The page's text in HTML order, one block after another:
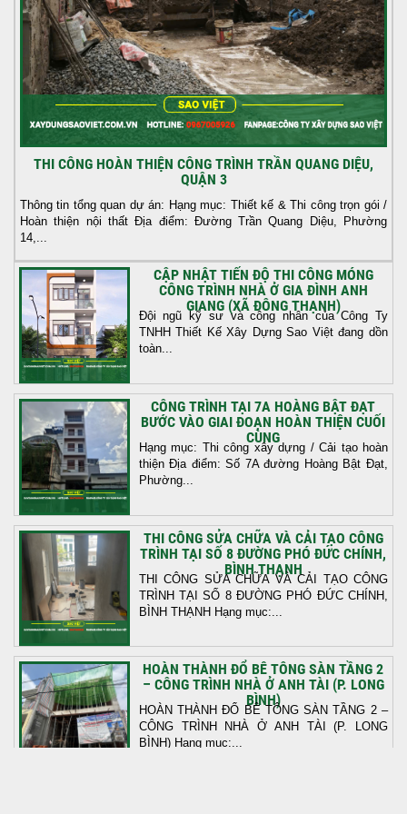
THI CÔNG HOÀN THIỆN CÔNG TRÌNH TRẦN QUANG DIỆU,
QUẬN 3
Thông tin tổng quan dự án: Hạng mục: Thiết kế & Thi công trọn gói /
Hoàn thiện nội thất Địa điểm: Đường Trần Quang Diệu, Phường
14,...
CẬP NHẬT TIẾN ĐỘ THI CÔNG MÓNG
CÔNG TRÌNH NHÀ Ở GIA ĐÌNH ANH
GIANG (XÃ ĐÔNG THẠNH)
Đội ngũ kỹ sư và công nhân của Công Ty
TNHH Thiết Kế Xây Dựng Sao Việt đang dồn
toàn...
CÔNG TRÌNH TẠI 7A HOÀNG BẬT ĐẠT
BƯỚC VÀO GIAI ĐOẠN HOÀN THIỆN CUỐI
CÙNG
Hạng mục: Thi công xây dựng / Cải tạo hoàn
thiện Địa điểm: Số 7A đường Hoàng Bật Đạt,
Phường...
THI CÔNG SỬA CHỮA VÀ CẢI TẠO CÔNG
TRÌNH TẠI SỐ 8 ĐƯỜNG PHÓ ĐỨC CHÍNH,
BÌNH THẠNH
THI CÔNG SỬA CHỮA VÀ CẢI TẠO CÔNG
TRÌNH TẠI SỐ 8 ĐƯỜNG PHÓ ĐỨC CHÍNH,
BÌNH THẠNH Hạng mục:...
HOÀN THÀNH ĐỔ BÊ TÔNG SÀN TẦNG 2
– CÔNG TRÌNH NHÀ Ở ANH TÀI (P. LONG
BÌNH)
HOÀN THÀNH ĐỔ BÊ TÔNG SÀN TẦNG 2 –
CÔNG TRÌNH NHÀ Ở ANH TÀI (P. LONG
BÌNH) Hạng mục:...